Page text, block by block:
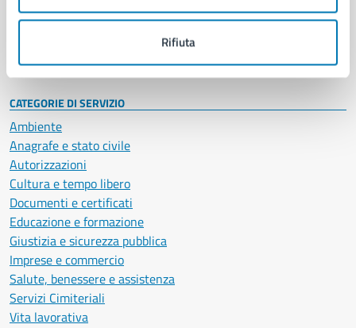
Rifiuta
Personale amministrativo
Intranet, posta aziendale e protocollo
CATEGORIE DI SERVIZIO
Ambiente
Anagrafe e stato civile
Autorizzazioni
Cultura e tempo libero
Documenti e certificati
Educazione e formazione
Giustizia e sicurezza pubblica
Imprese e commercio
Salute, benessere e assistenza
Servizi Cimiteriali
Vita lavorativa